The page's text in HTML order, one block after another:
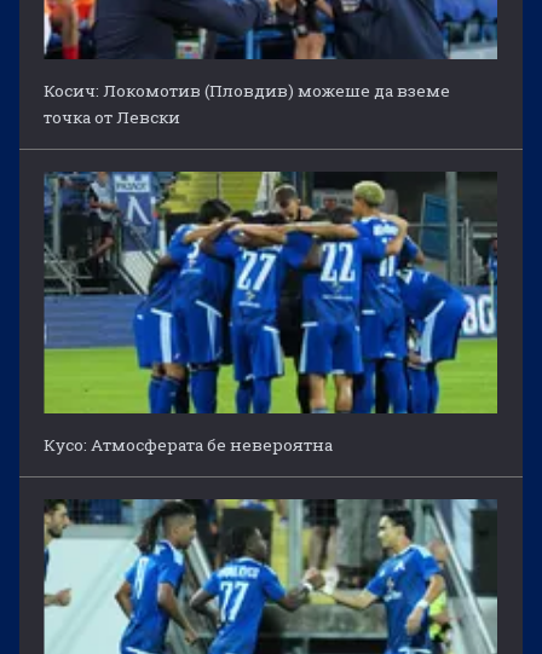
Косич: Локомотив (Пловдив) можеше да вземе
точка от Левски
Кусо: Атмосферата бе невероятна